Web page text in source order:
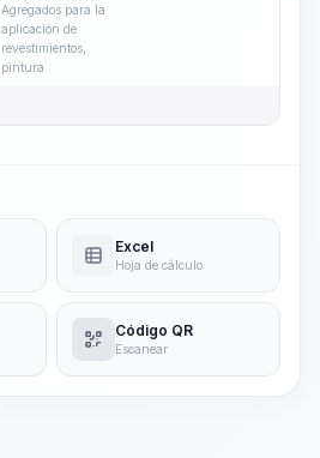
Agregados para la
aplicación de
revestimientos,
pintura
Excel
Hoja de cálculo
Código QR
Escanear